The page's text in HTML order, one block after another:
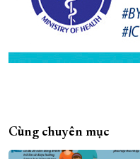
Cùng chuyên mục